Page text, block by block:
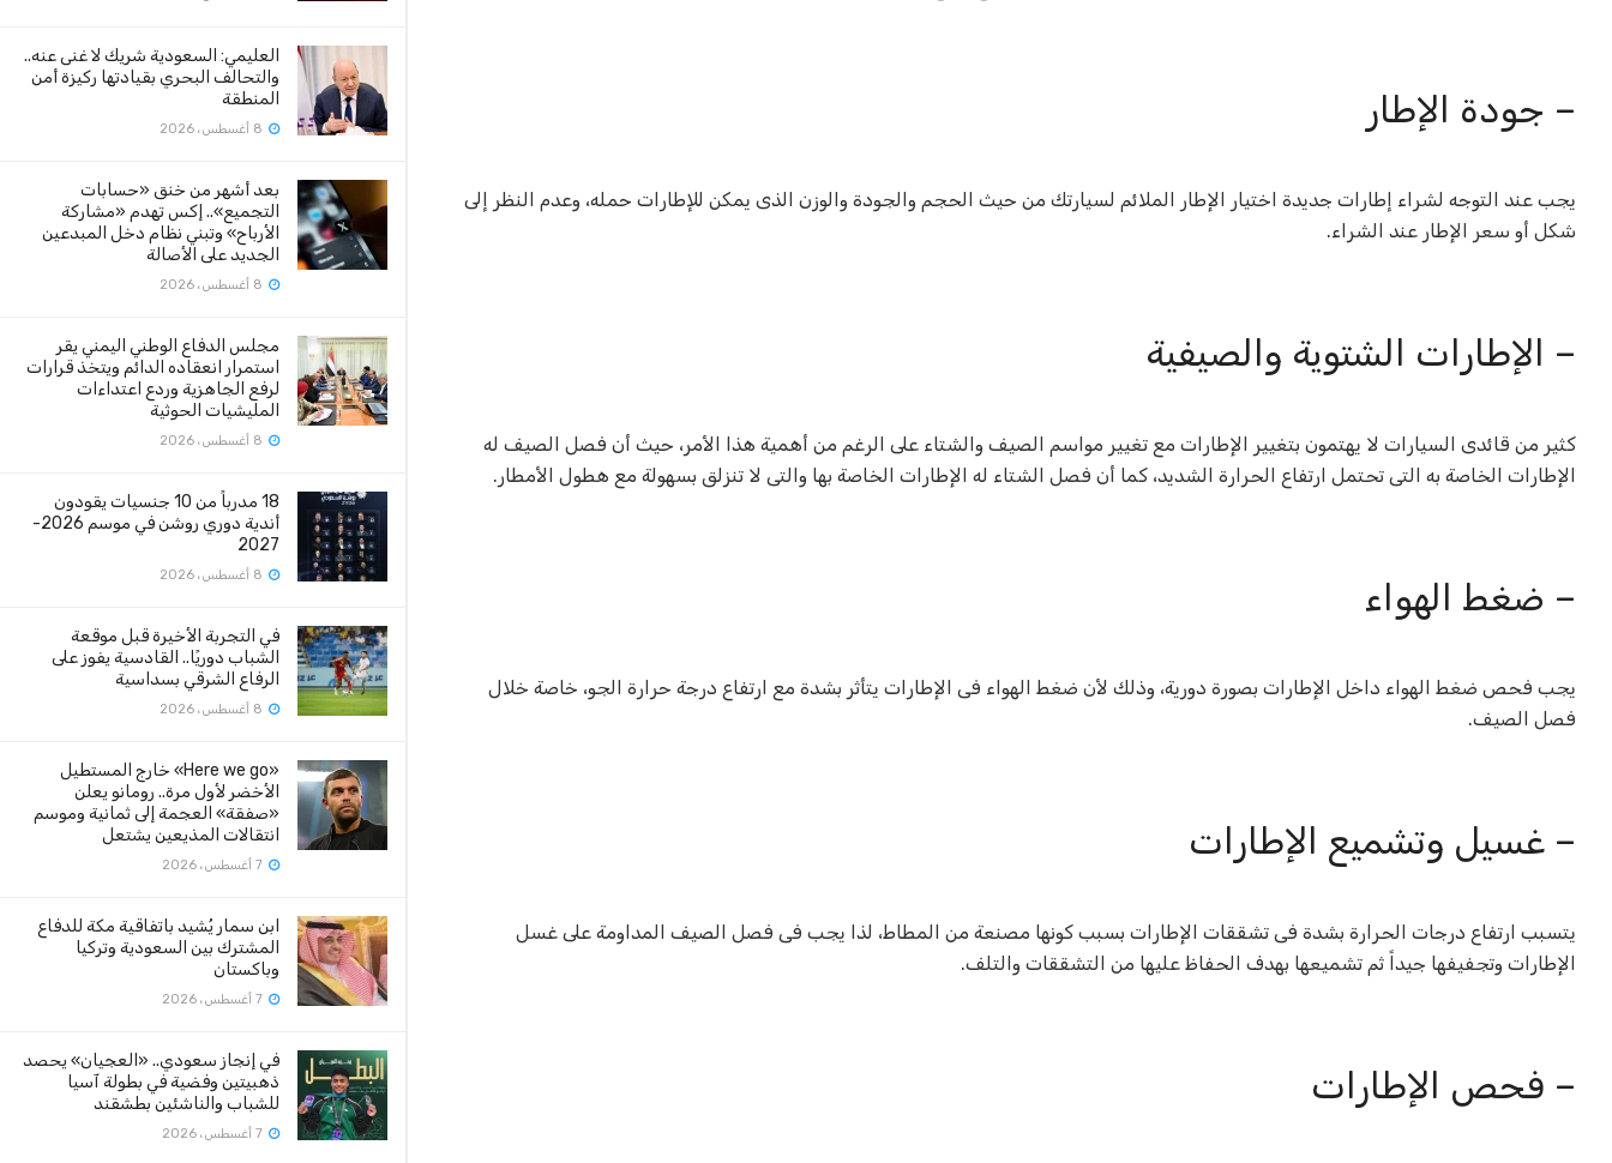
العليمي: السعودية شريك لا غنى عنه..
والتحالف البحري بقيادتها ركيزة أمن
المنطقة
بعد أشهر من خنق «حسابات
التجميع».. إكس تهدم «مشاركة
الأرباح» وتبني نظام دخل المبدعين
الجديد على الأصالة
مجلس الدفاع الوطني اليمني يقر
استمرار انعقاده الدائم ويتخذ قرارات
لرفع الجاهزية وردع اعتداءات
المليشيات الحوثية
18 مدرباً من 10 جنسيات يقودون
أندية دوري روشن في موسم 2026-
2027
في التجربة الأخيرة قبل موقعة
الشباب دوريًا.. القادسية يفوز على
الرفاع الشرقي بسداسية
«Here we go» خارج المستطيل
الأخضر لأول مرة.. رومانو يعلن
«صفقة» العجمة إلى ثمانية وموسم
انتقالات المذيعين يشتعل
ابن سمار يُشيد باتفاقية مكة للدفاع
المشترك بين السعودية وتركيا
وباكستان
في إنجاز سعودي.. «العجيان» يحصد
ذهبيتين وفضية في بطولة آسيا
للشباب والناشئين بطشقند
– جودة الإطار
يجب عند التوجه لشراء إطارات جديدة اختيار الإطار الملائم لسيارتك من حيث الحجم والجودة والوزن الذى يمكن للإطارات حمله، وعدم النظر إلى
شكل أو سعر الإطار عند الشراء.
– الإطارات الشتوية والصيفية
كثير من قائدى السيارات لا يهتمون بتغيير الإطارات مع تغيير مواسم الصيف والشتاء على الرغم من أهمية هذا الأمر، حيث أن فصل الصيف له
الإطارات الخاصة به التى تحتمل ارتفاع الحرارة الشديد، كما أن فصل الشتاء له الإطارات الخاصة بها والتى لا تنزلق بسهولة مع هطول الأمطار .
– ضغط الهواء
يجب فحص ضغط الهواء داخل الإطارات بصورة دورية، وذلك لأن ضغط الهواء فى الإطارات يتأثر بشدة مع ارتفاع درجة حرارة الجو، خاصة خلال
فصل الصيف.
– غسيل وتشميع الإطارات
يتسبب ارتفاع درجات الحرارة بشدة فى تشققات الإطارات بسبب كونها مصنعة من المطاط، لذا يجب فى فصل الصيف المداومة على غسل
الإطارات وتجفيفها جيداً ثم تشميعها بهدف الحفاظ عليها من التشققات والتلف.
– فحص الإطارات